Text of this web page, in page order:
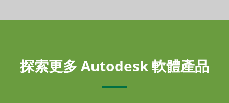
探索更多 Autodesk 軟體產品